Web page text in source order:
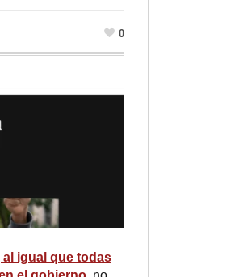
0
al igual que todas